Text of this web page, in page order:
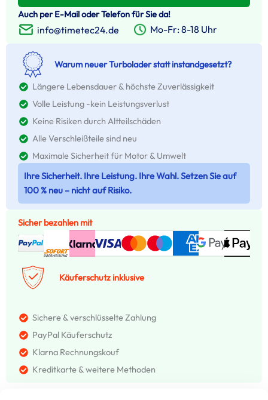
Auch per E-Mail oder Telefon für Sie da!
info@timetec24.de Mo-Fr: 8-18 Uhr
Warum neuer Turbolader statt instandgesetzt?
Längere Lebensdauer & höchste Zuverlässigkeit
Volle Leistung -kein Leistungsverlust
Keine Risiken durch Altteilschäden
Alle Verschleißteile sind neu
Maximale Sicherheit für Motor & Umwelt
Ihre Sicherheit. Ihre Leistung. Ihre Wahl. Setzen Sie auf
100 % neu – nicht auf Risiko.
Sicher bezahlen mit
Käuferschutz inklusive
Sichere & verschlüsselte Zahlung
PayPal Käuferschutz
Klarna Rechnungskouf
Kreditkarte & weitere Methoden